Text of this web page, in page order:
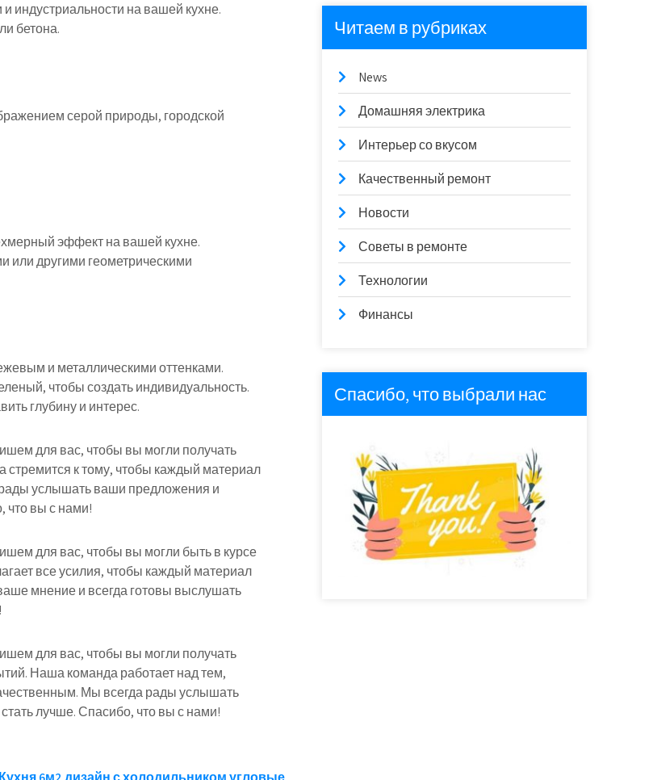
индустриальности на вашей кухне.
бетона.
серой природы, городской
эффект на вашей кухне.
или другими геометрическими
и металлическими оттенками.
чтобы создать индивидуальность.
глубину и интерес.
для вас, чтобы вы могли получать
к тому, чтобы каждый материал
услышать ваши предложения и
что вы с нами!
для вас, чтобы вы могли быть в курсе
все усилия, чтобы каждый материал
мнение и всегда готовы выслушать
для вас, чтобы вы могли получать
Наша команда работает над тем,
Мы всегда рады услышать
лучше. Спасибо, что вы с нами!
Читаем в рубриках
News
Домашняя электрика
Интерьер со вкусом
Качественный ремонт
Новости
Советы в ремонте
Технологии
Финансы
Спасибо, что выбрали нас